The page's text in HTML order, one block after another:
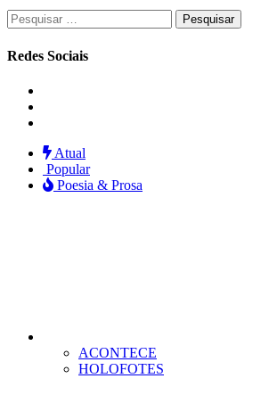
Pesquisar
por:
Redes Sociais
Atual
Popular
Poesia & Prosa
ACONTECE
HOLOFOTES